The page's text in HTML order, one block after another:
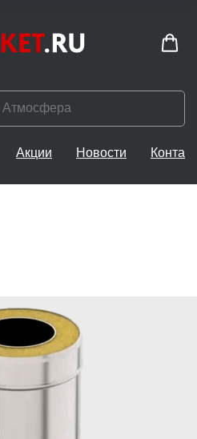
Акции Новости